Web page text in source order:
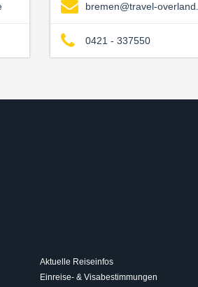
bremen@travel-
0421 - 337550
Aktuelle Reiseinfos
Einreise- & Visabestimmungen